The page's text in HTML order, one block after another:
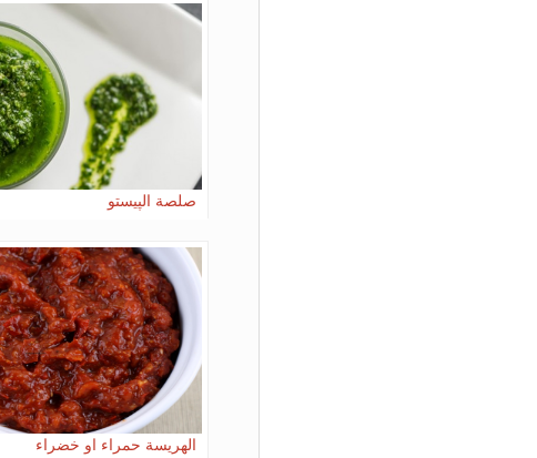
صلصة الپيستو
الهريسة حمراء او خضراء